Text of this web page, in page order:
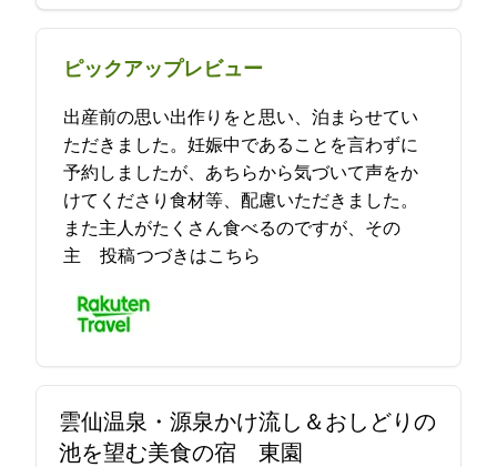
ピックアップレビュー
出産前の思い出作りをと思い、泊まらせてい
ただきました。妊娠中であることを言わずに
予約しましたが、あちらから気づいて声をか
けてくださり食材等、配慮いただきました。
また主人がたくさん食べるのですが、その
主… 2023-05-21 21:25:04投稿つづきはこちら
雲仙温泉・源泉かけ流し＆おしどりの
池を望む美食の宿 東園